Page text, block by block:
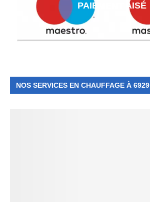
PAIEMENT AISÉ
NOS SERVICES EN CHAUFFAGE À